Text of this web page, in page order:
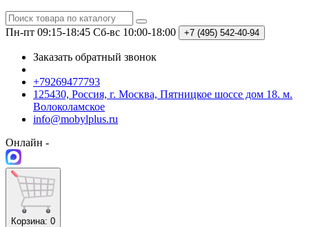
Пн-пт 09:15-18:45 Сб-вс 10:00-18:00 +7 (495) 542-40-94
Заказать обратный звонок
+79269477793
125430, Россия, г. Москва, Пятницкое шоссе дом 18. м.
Волоколамское
info@mobylplus.ru
Онлайн -
Корзина: 0